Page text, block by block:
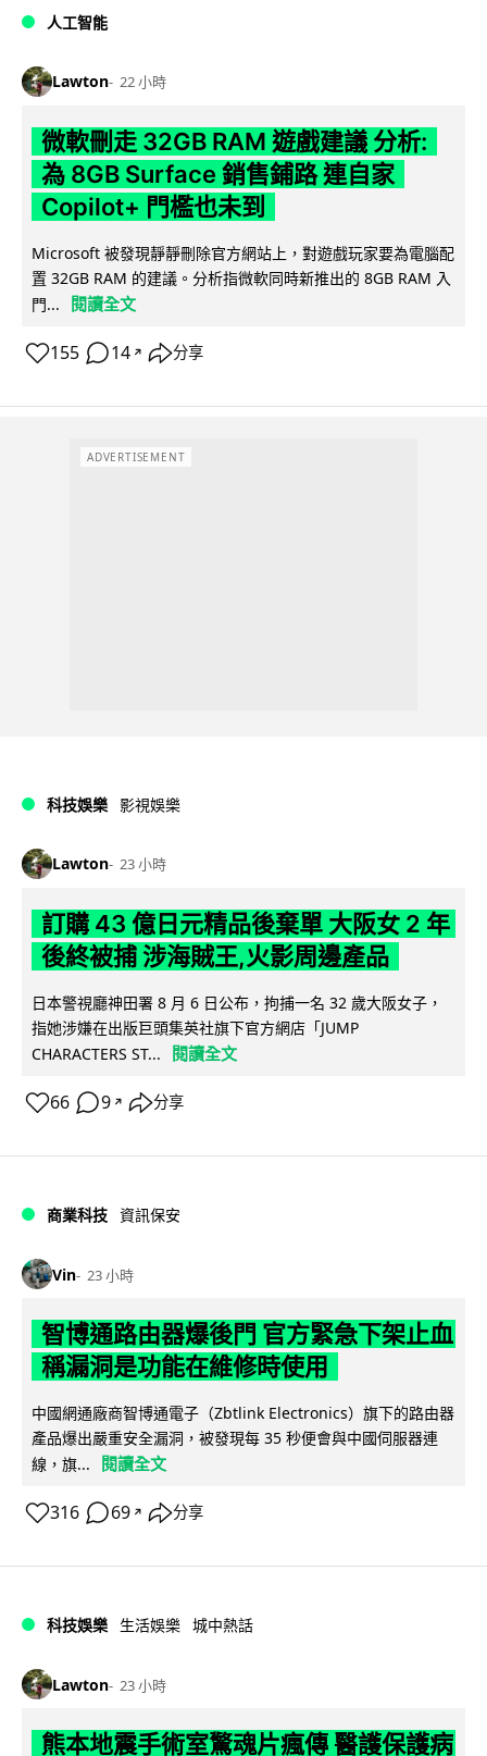
人工智能
Lawton 22 小時
微軟刪走 32GB RAM 遊戲建議 分析:
為 8GB Surface 銷售鋪路 連自家
Copilot+ 門檻也未到
Microsoft 被發現靜靜刪除官方網站上，對遊戲玩家要為電腦配
置 32GB RAM 的建議。分析指微軟同時新推出的 8GB RAM 入
門...
閱讀全文
155 14 ↗ 分享
ADVERTISEMENT
科技娛樂 影視娛樂
Lawton 23 小時
訂購 43 億日元精品後棄單 大阪女 2 年
後終被捕 涉海賊王,火影周邊產品
日本警視廳神田署 8 月 6 日公布，拘捕一名 32 歲大阪女子，
指她涉嫌在出版巨頭集英社旗下官方網店「JUMP
CHARACTERS ST...
閱讀全文
66 9 ↗ 分享
商業科技 資訊保安
Vin 23 小時
智博通路由器爆後門 官方緊急下架止血
稱漏洞是功能在維修時使用
中國網通廠商智博通電子（Zbtlink Electronics）旗下的路由器
產品爆出嚴重安全漏洞，被發現每 35 秒便會與中國伺服器連
線，旗...
閱讀全文
316 69 ↗ 分享
科技娛樂 生活娛樂 城中熱話
Lawton 23 小時
熊本地震手術室驚魂片瘋傳 醫護保護病